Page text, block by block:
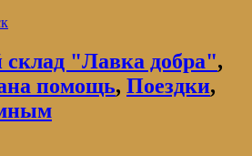
"Лавка добра",
помощь, Поездки,